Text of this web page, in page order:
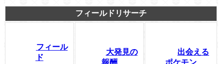
フィールドリサーチ
フィール
ド
大発見の
出会える